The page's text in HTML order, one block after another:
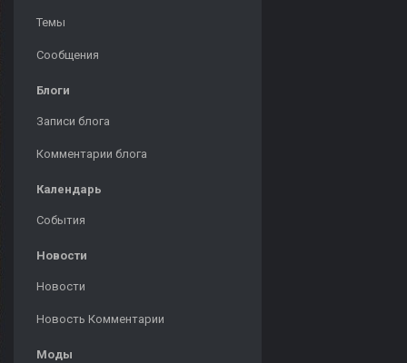
Темы
Сообщения
Блоги
Записи блога
Комментарии блога
Календарь
События
Новости
Новости
Новость Комментарии
Моды